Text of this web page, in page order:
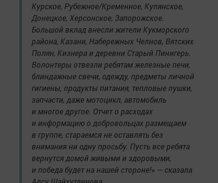
Курское, Рубежное/Кременное, Купянское,
Донецкое, Херсонское, Запорожское.
Большой вклад внесли жители Кукморского
района, Казани, Набережных Челнов, Вятских
Полян, Кизнера и деревни Старый Пинигерь.
Волонтеры отвезли ребятам железные печи,
блиндажные свечи, одежду, предметы личной
гигиены, продукты питания, тепловые пушки,
запчасти, даже мотоцикл, автомобиль
и многое другое. Отчет о расходах
и информацию о добровольцах размещаем
в группе, стараемся не оставлять без
внимания ни одну просьбу. Пусть все ребята
вернутся домой живыми и здоровыми,
и победа будет на нашей стороне!» — сказала